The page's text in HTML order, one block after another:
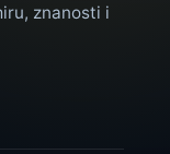
znanosti i